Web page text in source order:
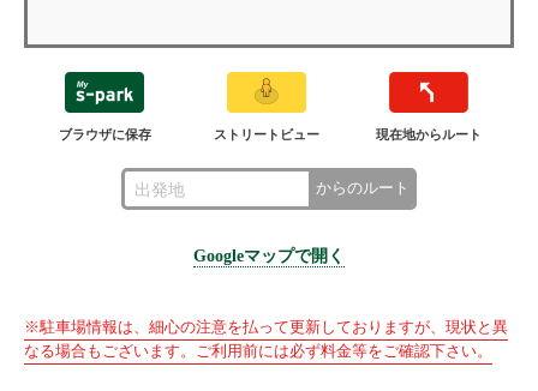
ブラウザに保存 ストリートビュー 現在地からルート
からのルート
Googleマップで開く
※駐車場情報は、細心の注意を払って更新しておりますが、現状と異
なる場合もございます。ご利用前には必ず料金等をご確認下さい。